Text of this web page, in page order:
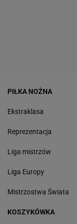
PIŁKA NOŻNA
Ekstraklasa
Reprezentacja
Liga mistrzów
Liga Europy
Mistrzostwa Świata
KOSZYKÓWKA